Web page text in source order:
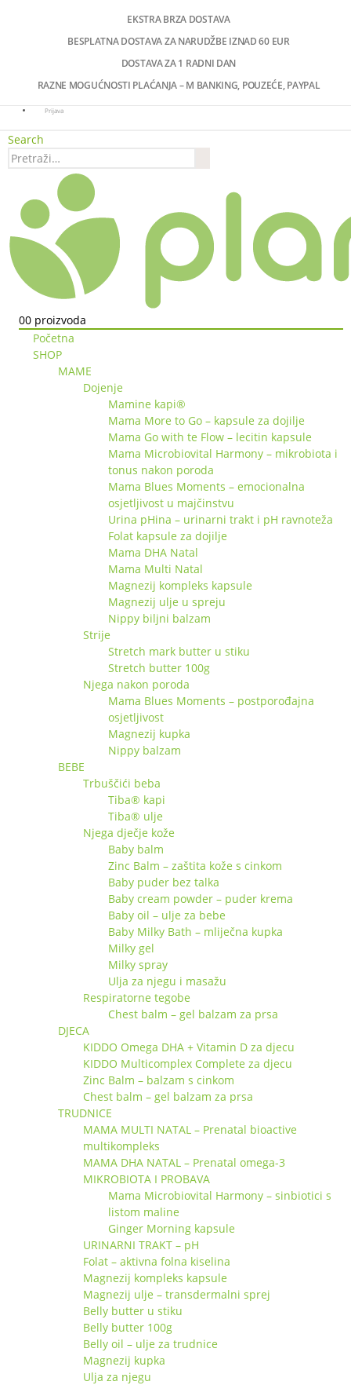
EKSTRA BRZA DOSTAVA
BESPLATNA DOSTAVA ZA NARUDŽBE IZNAD 60 EUR
DOSTAVA ZA 1 RADNI DAN
RAZNE MOGUĆNOSTI PLAĆANJA – M BANKING, POUZEĆE, PAYPAL
Prijava
Search
00 proizvoda
Početna
SHOP
MAME
Dojenje
Mamine kapi®
Mama More to Go – kapsule za dojilje
Mama Go with te Flow – lecitin kapsule
Mama Microbiovital Harmony – mikrobiota i
tonus nakon poroda
Mama Blues Moments – emocionalna
osjetljivost u majčinstvu
Urina pHina – urinarni trakt i pH ravnoteža
Folat kapsule za dojilje
Mama DHA Natal
Mama Multi Natal
Magnezij kompleks kapsule
Magnezij ulje u spreju
Nippy biljni balzam
Strije
Stretch mark butter u stiku
Stretch butter 100g
Njega nakon poroda
Mama Blues Moments – postporođajna
osjetljivost
Magnezij kupka
Nippy balzam
BEBE
Trbuščići beba
Tiba® kapi
Tiba® ulje
Njega dječje kože
Baby balm
Zinc Balm – zaštita kože s cinkom
Baby puder bez talka
Baby cream powder – puder krema
Baby oil – ulje za bebe
Baby Milky Bath – mliječna kupka
Milky gel
Milky spray
Ulja za njegu i masažu
Respiratorne tegobe
Chest balm – gel balzam za prsa
DJECA
KIDDO Omega DHA + Vitamin D za djecu
KIDDO Multicomplex Complete za djecu
Zinc Balm – balzam s cinkom
Chest balm – gel balzam za prsa
TRUDNICE
MAMA MULTI NATAL – Prenatal bioactive
multikompleks
MAMA DHA NATAL – Prenatal omega-3
MIKROBIOTA I PROBAVA
Mama Microbiovital Harmony – sinbiotici s
listom maline
Ginger Morning kapsule
URINARNI TRAKT – pH
Folat – aktivna folna kiselina
Magnezij kompleks kapsule
Magnezij ulje – transdermalni sprej
Belly butter u stiku
Belly butter 100g
Belly oil – ulje za trudnice
Magnezij kupka
Ulja za njegu